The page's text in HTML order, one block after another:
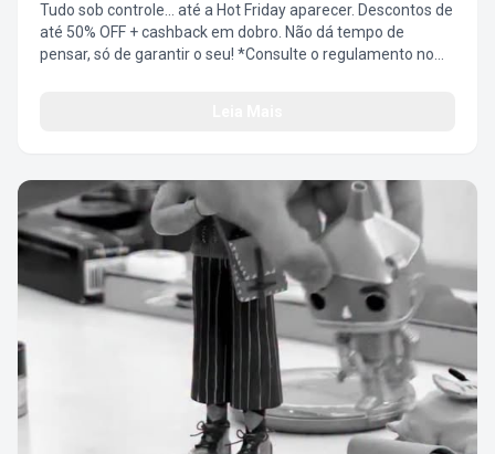
Tudo sob controle… até a Hot Friday aparecer. Descontos de
até 50% OFF + cashback em dobro. Não dá tempo de
pensar, só de garantir o seu! *Consulte o regulamento no